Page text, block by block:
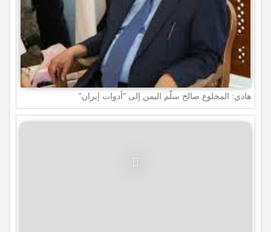
هادي: المخلوع صالح سلّم اليمن إلى "أدوات إيران"